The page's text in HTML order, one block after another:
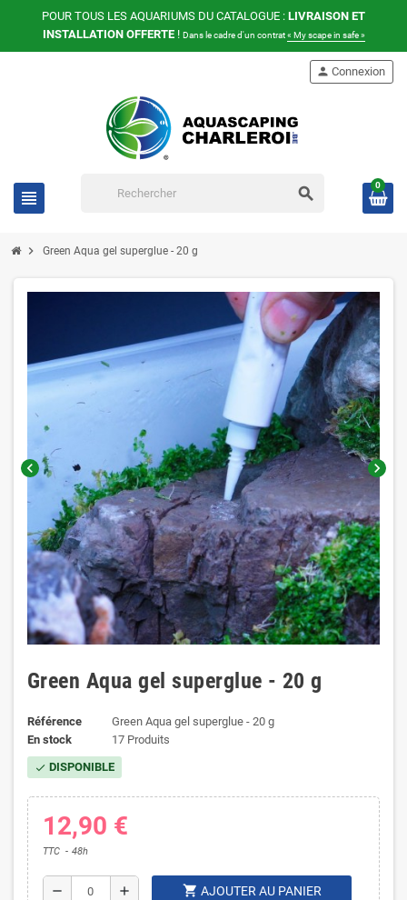
POUR TOUS LES AQUARIUMS DU CATALOGUE : LIVRAISON ET
INSTALLATION OFFERTE! Dans le cadre d'un contrat« My scape in safe »
view_headline search
person Connexion
0
chevron_right Green Aqua gel superglue - 20 g
chevron_left chevron_right
Green Aqua gel superglue - 20 g
Référence
Green Aqua gel superglue - 20 g
En stock
17 Produits
check DISPONIBLE
12,90 €
TTC 48h
remove add shopping_cart AJOUTER AU PANIER